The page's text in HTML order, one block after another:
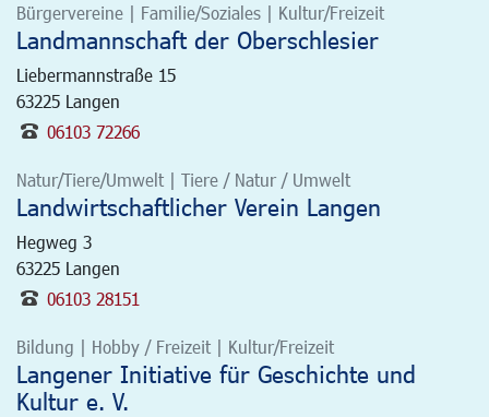
Bürgervereine | Familie/Soziales | Kultur/Freizeit
Landmannschaft der Oberschlesier
Liebermannstraße 15
63225 Langen
06103 72266
Natur/Tiere/Umwelt | Tiere / Natur / Umwelt
Landwirtschaftlicher Verein Langen
Hegweg 3
63225 Langen
06103 28151
Bildung | Hobby / Freizeit | Kultur/Freizeit
Langener Initiative für Geschichte und
Kultur e. V.